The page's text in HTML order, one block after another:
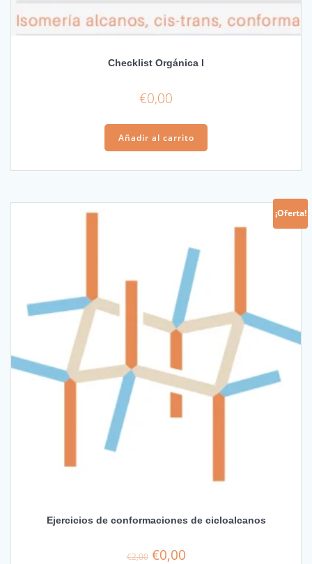
Checklist Orgánica I
€0,00
Añadir al carrito
¡Oferta!
Ejercicios de conformaciones de cicloalcanos
€2,00 El
€0,00El